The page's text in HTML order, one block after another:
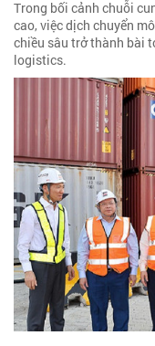
Trong bối cảnh chuỗi
cao, việc dịch chuyển
chiều sâu trở thành bài
logistics.